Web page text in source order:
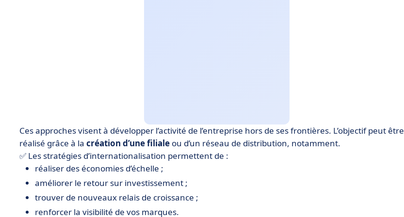
Ces approches visent à développer l’activité de l’entreprise hors de ses frontières. L’objectif peut être
réalisé grâce à la création d’une filiale ou d’un réseau de distribution, notamment.
✅ Les stratégies d’internationalisation permettent de :
réaliser des économies d’échelle ;
améliorer le retour sur investissement ;
trouver de nouveaux relais de croissance ;
renforcer la visibilité de vos marques.